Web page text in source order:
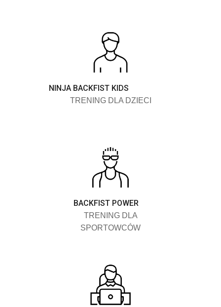
NINJA BACKFIST KIDS
TRENING DLA DZIECI
BACKFIST POWER
TRENING DLA
SPORTOWCÓW